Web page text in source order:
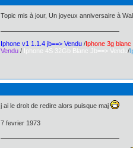
Topic mis à jour, Un joyeux anniversaire à
Iphone v1 1.1.4 jb==> Vendu /Iphone 3g blanc
Vendu / Iphone 4S 32Gb Blanc Jb==> Vendu/
j ai le droit de redire alors puisque maj
7 fevrier 1973